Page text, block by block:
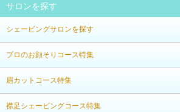
サロンを探す
シェービングサロンを探す
プロのお顔そりコース特集
眉カットコース特集
襟足シェービングコース特集